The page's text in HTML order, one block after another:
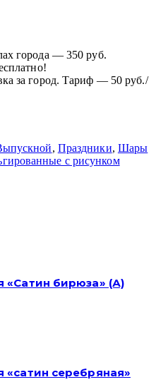
города — 350 руб.
за город. Тариф — 50 руб./
, Праздники, Шары
с рисунком
«Сатин бирюза» (А)
«сатин серебряная»